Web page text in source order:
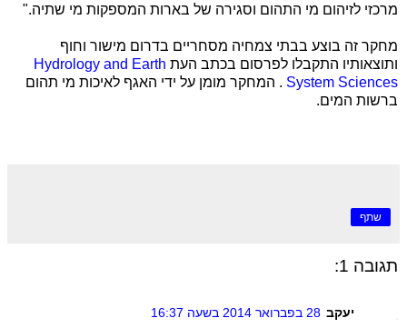
מרכזי לזיהום מי התהום וסגירה של בארות המספקות מי שתיה."
מחקר זה בוצע בבתי צמחיה מסחריים בדרום מישור וחוף
ותוצאותיו התקבלו לפרסום בכתב העת Hydrology and Earth
System Sciences . המחקר מומן על ידי האגף לאיכות מי תהום
ברשות המים.
שתף
תגובה 1:
יעקב 28 בפברואר 2014 בשעה 16:37